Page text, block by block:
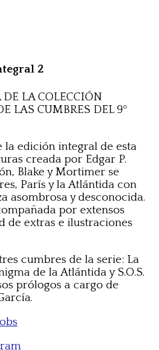
2
DE LA COLECCIÓN
LAS CUMBRES DEL 9º
la edición integral de esta
creada por Edgar P.
Blake y Mortimer se
París y la Atlántida con
asombrosa y desconocida.
por extensos
de extras e ilustraciones
cumbres de la serie: La
de la Atlántida y S.O.S.
prólogos a cargo de